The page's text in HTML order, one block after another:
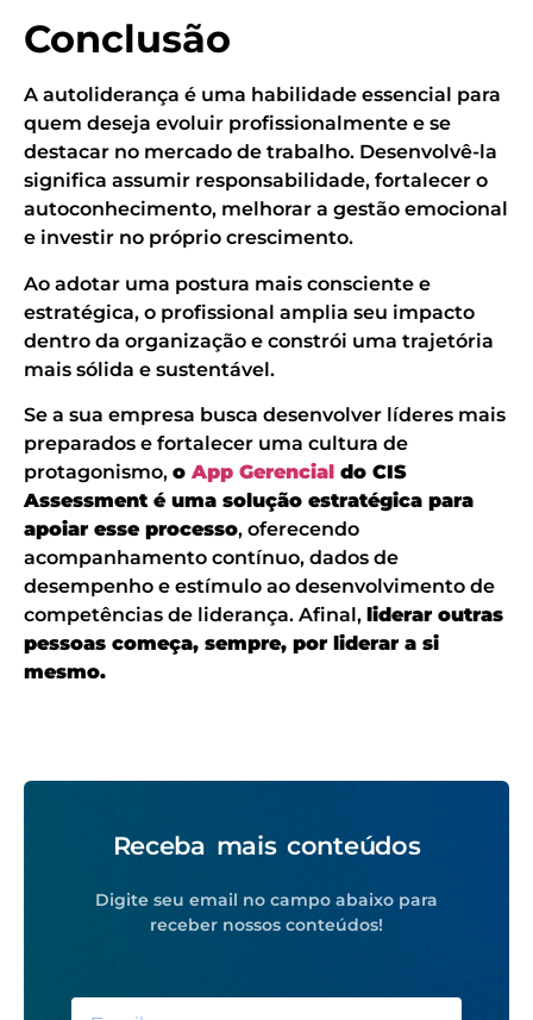
Conclusão
A autoliderança é uma habilidade essencial para
quem deseja evoluir profissionalmente e se
destacar no mercado de trabalho. Desenvolvê-la
significa assumir responsabilidade, fortalecer o
autoconhecimento, melhorar a gestão emocional
e investir no próprio crescimento.
Ao adotar uma postura mais consciente e
estratégica, o profissional amplia seu impacto
dentro da organização e constrói uma trajetória
mais sólida e sustentável.
Se a sua empresa busca desenvolver líderes mais
preparados e fortalecer uma cultura de
protagonismo, o App Gerencial do CIS
Assessment é uma solução estratégica para
apoiar esse processo, oferecendo
acompanhamento contínuo, dados de
desempenho e estímulo ao desenvolvimento de
competências de liderança. Afinal, liderar outras
pessoas começa, sempre, por liderar a si
mesmo.
Receba mais conteúdos
Digite seu email no campo abaixo para
receber nossos conteúdos!